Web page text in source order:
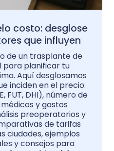
costo: desglose
que influyen
de un trasplante de
para planificar tu
Aquí desglosamos
inciden en el precio:
FUT, DHI), número de
y gastos
preoperatorios y
de tarifas
ciudades, ejemplos
y consejos para